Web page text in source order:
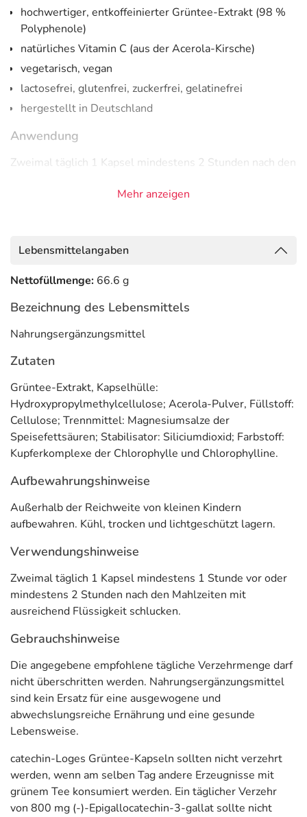
hochwertiger, entkoffeinierter Grüntee-Extrakt (98 %
Polyphenole)
natürliches Vitamin C (aus der Acerola-Kirsche)
vegetarisch, vegan
lactosefrei, glutenfrei, zuckerfrei, gelatinefrei
hergestellt in Deutschland
Anwendung
Zweimal täglich 1 Kapsel mindestens 2 Stunden nach den
davon Epigallocatechingallat
(EGCG)
Acerola Pulver
davon Vitamin C
** Nutrient Reference Values (Referenzmenge nach EU-
Lebensmittelinformationsverordnung)
*** keine Empfehlung vorhanden
Adresse des Lebensmittel-Unternehmens
Dr. Loges + Co. GmbH
Schützenstr. 5
21423 Winsen/Luhe
Informationen zu diesem Lebensmittel (wie z. B. Zutaten,
Allergene) sind bei den Lebensmittelangaben als pdf
hinterlegt. (oben)
Mehr anzeigen
Lebensmittelangaben
Nettofüllmenge: 66.6 g
Bezeichnung des Lebensmittels
Nahrungsergänzungsmittel
Zutaten
Grüntee-Extrakt, Kapselhülle:
Hydroxypropylmethylcellulose; Acerola-Pulver, Füllstoff:
Cellulose; Trennmittel: Magnesiumsalze der
Speisefettsäuren; Stabilisator: Siliciumdioxid; Farbstoff:
Kupferkomplexe der Chlorophylle und Chlorophylline.
Aufbewahrungshinweise
Außerhalb der Reichweite von kleinen Kindern
aufbewahren. Kühl, trocken und lichtgeschützt lagern.
Verwendungshinweise
Zweimal täglich 1 Kapsel mindestens 1 Stunde vor oder
mindestens 2 Stunden nach den Mahlzeiten mit
ausreichend Flüssigkeit schlucken.
Gebrauchshinweise
Die angegebene empfohlene tägliche Verzehrmenge darf
nicht überschritten werden. Nahrungsergänzungsmittel
sind kein Ersatz für eine ausgewogene und
abwechslungsreiche Ernährung und eine gesunde
Lebensweise.
catechin-Loges Grüntee-Kapseln sollten nicht verzehrt
werden, wenn am selben Tag andere Erzeugnisse mit
grünem Tee konsumiert werden. Ein täglicher Verzehr
von 800 mg (-)-Epigallocatechin-3-gallat sollte nicht